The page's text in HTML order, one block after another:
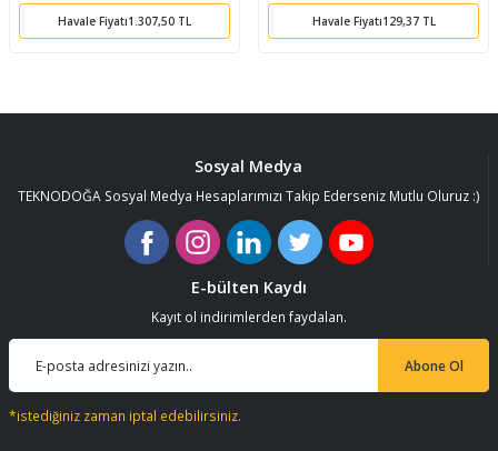
Havale Fiyatı1.307,50 TL Havale Fiyatı129,37 TL
Sosyal Medya
TEKNODOĞA Sosyal Medya Hesaplarımızı Takip Ederseniz Mutlu Oluruz :)
E-bülten Kaydı
Kayıt ol indirimlerden faydalan.
Abone Ol
*istediğiniz zaman iptal edebilirsiniz.